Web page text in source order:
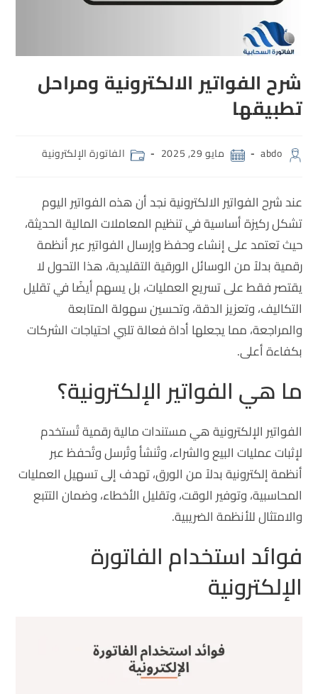
شرح الفواتير الالكترونية ومراحل
تطبيقها
abdo مايو 29, 2025 الفاتورة الإلكترونية
عند شرح الفواتير الالكترونية نجد أن هذه الفواتير اليوم
تشكل ركيزة أساسية في تنظيم المعاملات المالية الحديثة،
حيث تعتمد على إنشاء وحفظ وإرسال الفواتير عبر أنظمة
رقمية بدلاً من الوسائل الورقية التقليدية، هذا التحول لا
يقتصر فقط على تسريع العمليات، بل يسهم أيضًا في تقليل
التكاليف، وتعزيز الدقة، وتحسين سهولة المتابعة
والمراجعة، مما يجعلها أداة فعالة تلبي احتياجات الشركات
بكفاءة أعلى.
ما هي الفواتير الإلكترونية؟
الفواتير الإلكترونية هي مستندات مالية رقمية تُستخدم
لإثبات عمليات البيع والشراء، وتُنشأ وتُرسل وتُحفظ عبر
أنظمة إلكترونية بدلاً من الورق، تهدف إلى تسهيل العمليات
المحاسبية، وتوفير الوقت، وتقليل الأخطاء، وضمان التتبع
والامتثال للأنظمة الضريبية.
فوائد استخدام الفاتورة
الإلكترونية